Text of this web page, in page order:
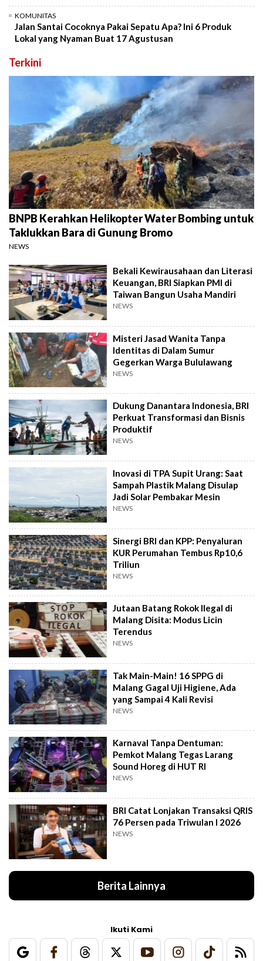
KOMUNITAS
Jalan Santai Cocoknya Pakai Sepatu Apa? Ini 6 Produk
Lokal yang Nyaman Buat 17 Agustusan
Terkini
BNPB Kerahkan Helikopter Water Bombing untuk
Taklukkan Bara di Gunung Bromo
NEWS
Bekali Kewirausahaan dan Literasi
Keuangan, BRI Siapkan PMI di
Taiwan Bangun Usaha Mandiri
NEWS
Misteri Jasad Wanita Tanpa
Identitas di Dalam Sumur
Gegerkan Warga Bululawang
NEWS
Dukung Danantara Indonesia, BRI
Perkuat Transformasi dan Bisnis
Produktif
NEWS
Inovasi di TPA Supit Urang: Saat
Sampah Plastik Malang Disulap
Jadi Solar Pembakar Mesin
NEWS
Sinergi BRI dan KPP: Penyaluran
KUR Perumahan Tembus Rp10,6
Triliun
NEWS
Jutaan Batang Rokok Ilegal di
Malang Disita: Modus Licin
Terendus
NEWS
Tak Main-Main! 16 SPPG di
Malang Gagal Uji Higiene, Ada
yang Sampai 4 Kali Revisi
NEWS
Karnaval Tanpa Dentuman:
Pemkot Malang Tegas Larang
Sound Horeg di HUT RI
NEWS
BRI Catat Lonjakan Transaksi QRIS
76 Persen pada Triwulan I 2026
NEWS
Berita Lainnya
Ikuti Kami